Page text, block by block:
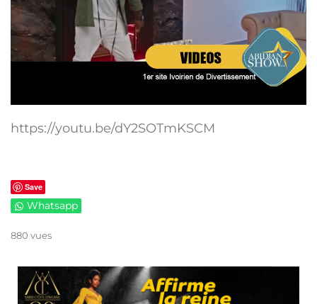
https://youtu.be/dY2SOTmKSCM
Save
Whatsapp
880 vues